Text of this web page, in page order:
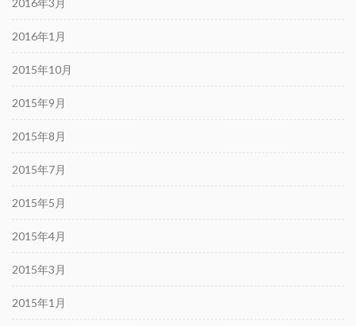
2016年3月
2016年1月
2015年10月
2015年9月
2015年8月
2015年7月
2015年5月
2015年4月
2015年3月
2015年1月